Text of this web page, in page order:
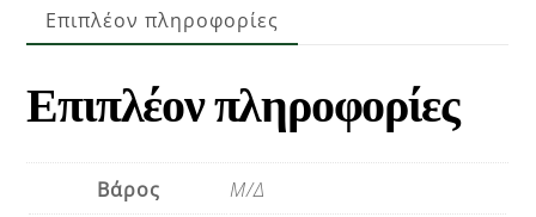
ποσότητα
Επιπλέον πληροφορίες
Επιπλέον πληροφορίες
Βάρος
Μ/Δ